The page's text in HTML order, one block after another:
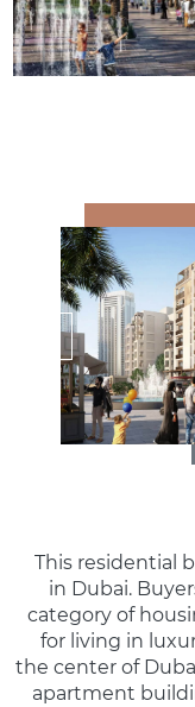
This residential
in Dubai.
category of
for living in
the center of
apartment